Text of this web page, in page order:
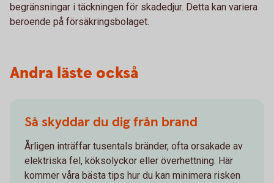
begränsningar i täckningen för skadedjur. Detta kan variera
beroende på försäkringsbolaget.
Andra läste också
Så skyddar du dig från brand
Årligen inträffar tusentals bränder, ofta orsakade av
elektriska fel, köksolyckor eller överhettning. Här
kommer våra bästa tips hur du kan minimera risken